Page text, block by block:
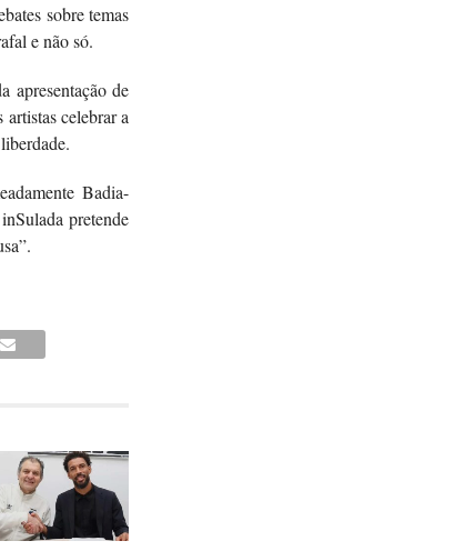
sobre temas
e não só.
apresentação de
celebrar a
Badia-
pretende